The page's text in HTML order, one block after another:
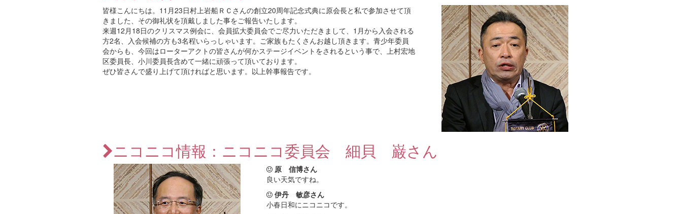
皆様こんにちは。11月23日村上岩船ＲＣさんの創立20周年記念式典に原会長と私で参加させて頂
きました、その御礼状を頂戴しました事をご報告いたします。
来週12月18日のクリスマス例会に、会員拡大委員会でご尽力いただきまして、1月から入会される
方2名、入会候補の方も3名程いらっしゃいます。ご家族もたくさんお越し頂きます。青少年委員
会からも、今回はローターアクトの皆さんが何かステージイベントをされるという事で、上村宏地
区委員長、小川委員長含めて一緒に頑張って頂いております。
ぜひ皆さんで盛り上げて頂ければと思います。以上幹事報告です。
ニコニコ情報：ニコニコ委員会 細貝 巌さん
原 信博さん
良い天気ですね。
伊丹 敏彦さん
小春日和にニコニコです。